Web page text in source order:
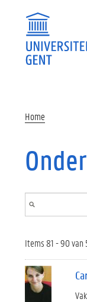
Home
Items 81 - 90 van